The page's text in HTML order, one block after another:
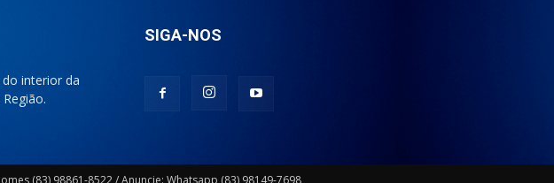
interior da
SIGA-NOS
(83) 98861-8522 / Anuncie: Whatsapp (83) 98149-7698